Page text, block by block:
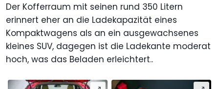
Der Kofferraum mit seinen rund 350 Litern
erinnert eher an die Ladekapazität eines
Kompaktwagens als an ein ausgewachsenes
kleines SUV, dagegen ist die Ladekante moderat
hoch, was das Beladen erleichtert..